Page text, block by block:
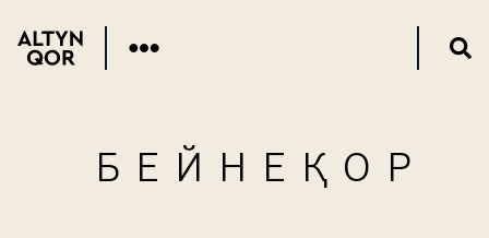
БЕЙНЕҚОР